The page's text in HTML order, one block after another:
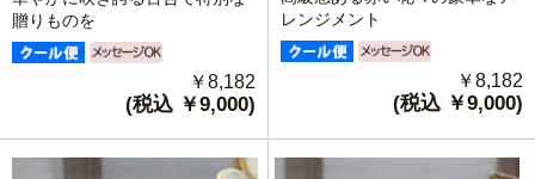
贈りものを
￥8,182
(税込 ￥9,000)
レンジメント
￥8,182
(税込 ￥9,000)